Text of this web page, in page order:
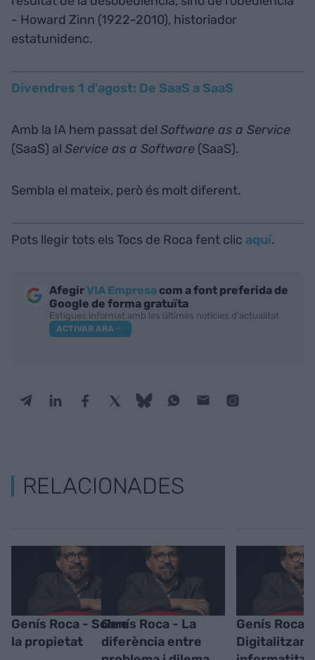
- Howard Zinn (1922-2010), historiador
estatunidenc.
Divendres 1 d'agost: De SaaS a SaaS
Amb la IA hem passat del Software as a Service
(SaaS) al Service as a Software (SaaS).
Sembla el mateix, però és molt diferent.
Pots llegir tots els Tocs de Roca fent clic aquí.
AfegirVIA Empresa com a font preferida de
Google de forma gratuïta
Estigues informat amb les últimes notícies d'actualitat
ACTIVAR ARA
RELACIONADES
Genís Roca - Sobre
la propietat
Genís Roca - La
diferència entre
Genís Roca -
Digitalitzar